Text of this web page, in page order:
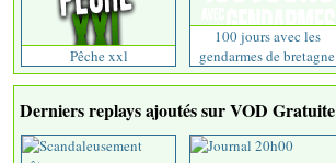
Pêche xxl
100 jours avec les
gendarmes de bretagne
Derniers replays ajoutés sur VOD